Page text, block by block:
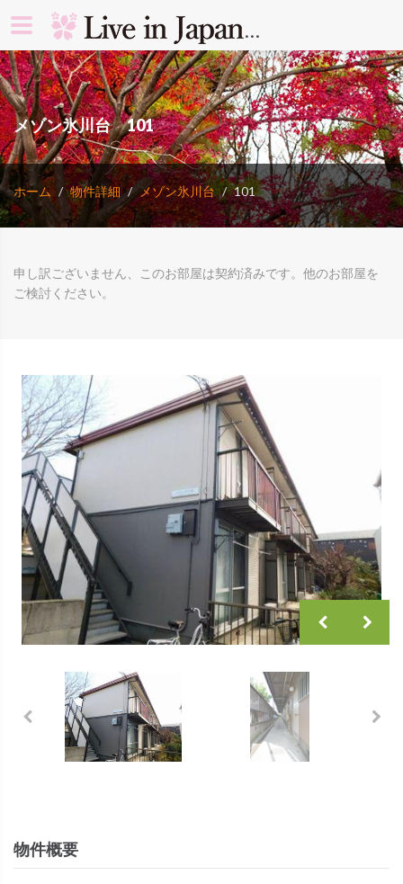
メゾン氷川台 101
ホーム 物件詳細 メゾン氷川台 101
申し訳ございません、このお部屋は契約済みです。他のお部屋を
ご検討ください。
物件概要